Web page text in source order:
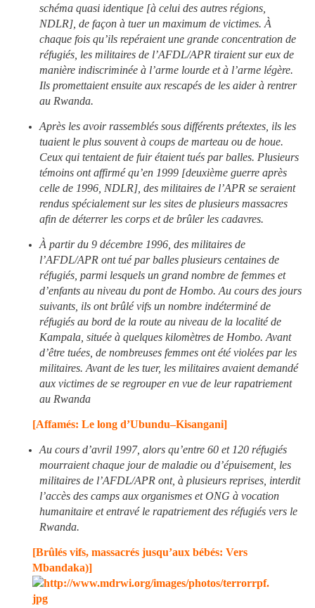
schéma quasi identique [à celui des autres régions,
NDLR], de façon à tuer un maximum de victimes. À
chaque fois qu’ils repéraient une grande concentration de
réfugiés, les militaires de l’AFDL/APR tiraient sur eux de
manière indiscriminée à l’arme lourde et à l’arme légère.
Ils promettaient ensuite aux rescapés de les aider à rentrer
au Rwanda.
Après les avoir rassemblés sous différents prétextes, ils les
tuaient le plus souvent à coups de marteau ou de houe.
Ceux qui tentaient de fuir étaient tués par balles. Plusieurs
témoins ont affirmé qu’en 1999 [deuxième guerre après
celle de 1996, NDLR], des militaires de l’APR se seraient
rendus spécialement sur les sites de plusieurs massacres
afin de déterrer les corps et de brûler les cadavres.
À partir du 9 décembre 1996, des militaires de
l’AFDL/APR ont tué par balles plusieurs centaines de
réfugiés, parmi lesquels un grand nombre de femmes et
d’enfants au niveau du pont de Hombo. Au cours des jours
suivants, ils ont brûlé vifs un nombre indéterminé de
réfugiés au bord de la route au niveau de la localité de
Kampala, située à quelques kilomètres de Hombo. Avant
d’être tuées, de nombreuses femmes ont été violées par les
militaires. Avant de les tuer, les militaires avaient demandé
aux victimes de se regrouper en vue de leur rapatriement
au Rwanda
[Affamés: Le long d’Ubundu–Kisangani]
Au cours d’avril 1997, alors qu’entre 60 et 120 réfugiés
mourraient chaque jour de maladie ou d’épuisement, les
militaires de l’AFDL/APR ont, à plusieurs reprises, interdit
l’accès des camps aux organismes et ONG à vocation
humanitaire et entravé le rapatriement des réfugiés vers le
Rwanda.
[Brûlés vifs, massacrés jusqu’aux bébés: Vers
Mbandaka)]